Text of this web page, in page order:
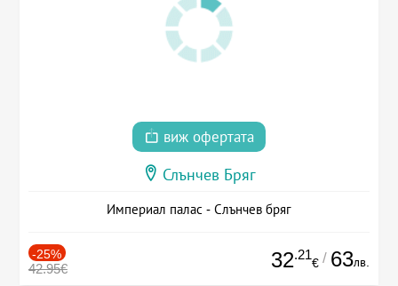
виж офертата
Слънчев Бряг
Империал палас - Слънчев бряг
-25%
42.95€ 32.21
€ / 63лв.